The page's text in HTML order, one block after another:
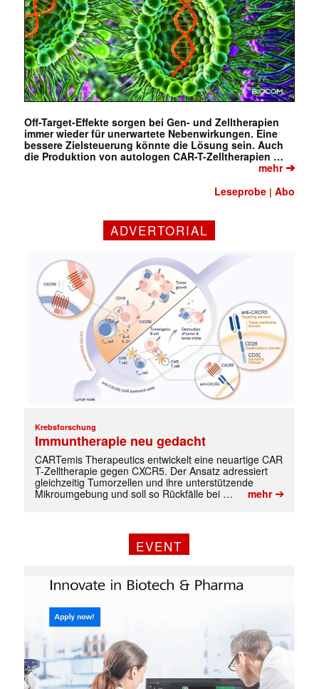
✕
Off-Target-Effekte sorgen bei Gen- und Zelltherapien
immer wieder für unerwartete Nebenwirkungen. Eine
bessere Zielsteuerung könnte die Lösung sein. Auch
die Produktion von autologen CAR-T-Zelltherapien …
mehr➔
Leseprobe |Abo
ADVERTORIAL
Krebsforschung
Immuntherapie neu gedacht
CARTemis Therapeutics entwickelt eine neuartige CAR
T-Zelltherapie gegen CXCR5. Der Ansatz adressiert
gleichzeitig Tumorzellen und ihre unterstützende
Mikroumgebung und soll so Rückfälle bei …
mehr➔
EVENT